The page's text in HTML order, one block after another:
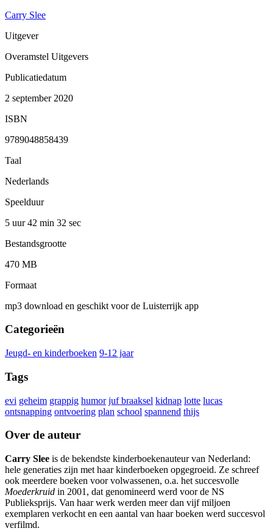
Carry Slee
Uitgever
Overamstel Uitgevers
Publicatiedatum
2 september 2020
ISBN
9789048858439
Taal
Nederlands
Speelduur
5 uur 42 min 32 sec
Bestandsgrootte
470 MB
Formaat
mp3 download en geschikt voor de Luisterrijk app
Categorieën
Jeugd- en kinderboeken 9-12 jaar
Tags
evi geheim grappig humor juf braaksel kidnap lotte lucas
ontsnapping ontvoering plan school spannend thijs
Over de auteur
Carry Slee is de bekendste kinderboekenauteur van Nederland:
hele generaties zijn met haar kinderboeken opgegroeid. Ze schreef
ook meerdere boeken voor volwassenen, o.a. het succesvolle
Moederkruid in 2001, dat genomineerd werd voor de NS
Publieksprijs. Van haar werk werden meer dan vijf miljoen
exemplaren verkocht en een aantal van haar boeken werd succesvol
verfilmd.